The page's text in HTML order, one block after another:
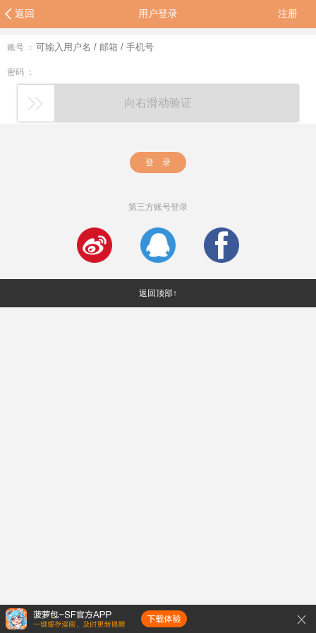
返回 用户登录 注册
账号 ：
密码 ：
向右滑动验证
登 录
第三方账号登录
返回顶部↑